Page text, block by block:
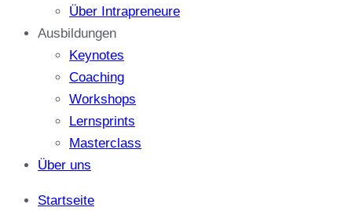
Über Intrapreneure
Ausbildungen
Keynotes
Coaching
Workshops
Lernsprints
Masterclass
Über uns
Startseite